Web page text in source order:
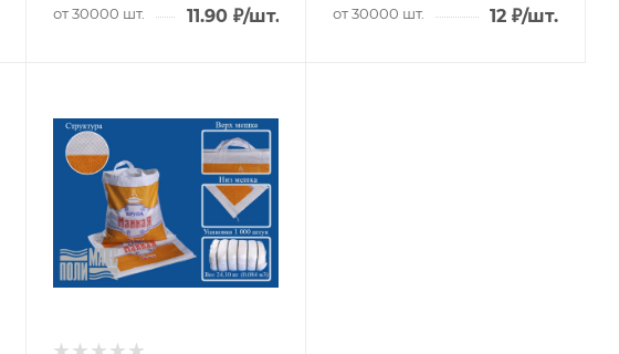
от 30000 шт. 11.90 ₽/шт. от 30000 шт. 12 ₽/шт.